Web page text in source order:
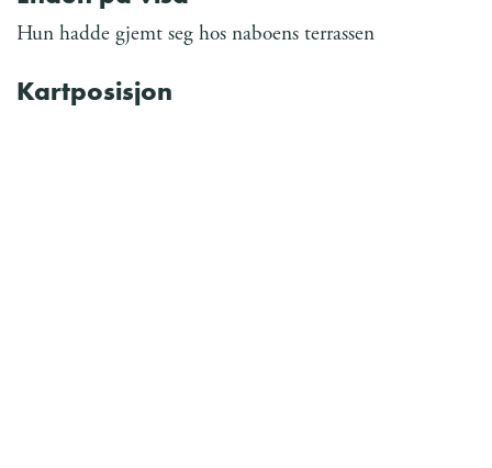
Hun hadde gjemt seg hos naboens terrassen
Kartposisjon